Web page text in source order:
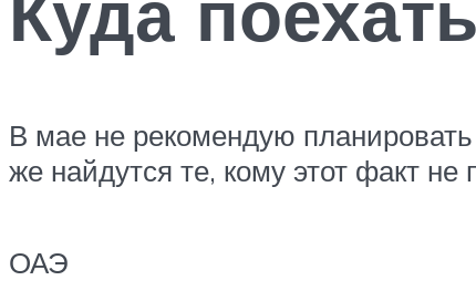
В мае не рекомендую
же найдутся те, кому этот факт
ОАЭ